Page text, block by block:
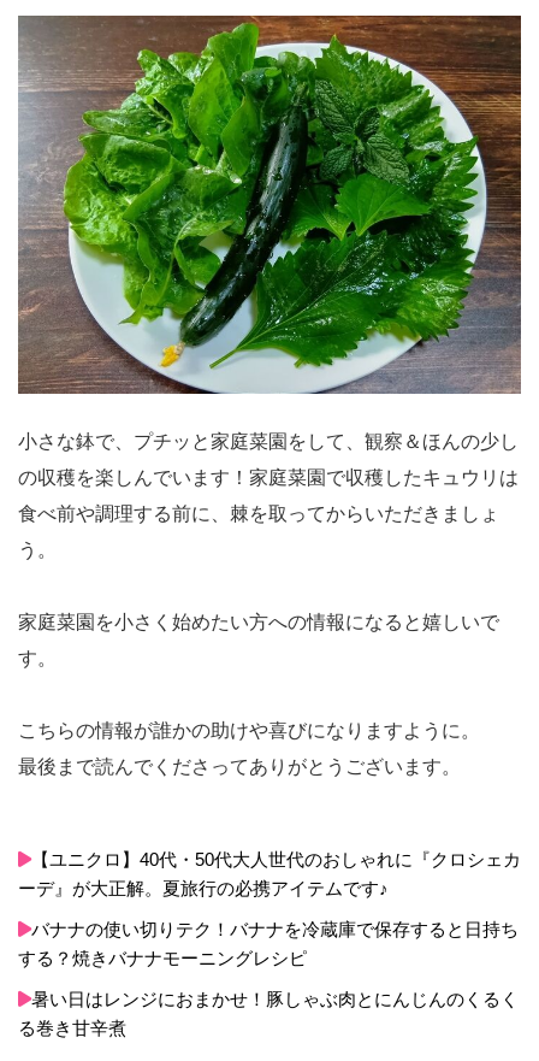
小さな鉢で、プチッと家庭菜園をして、観察＆ほんの少し
の収穫を楽しんでいます！家庭菜園で収穫したキュウリは
食べ前や調理する前に、棘を取ってからいただきましょ
う。
家庭菜園を小さく始めたい方への情報になると嬉しいで
す。
こちらの情報が誰かの助けや喜びになりますように。
最後まで読んでくださってありがとうございます。
【ユニクロ】40代・50代大人世代のおしゃれに『クロシェカ
ーデ』が大正解。夏旅行の必携アイテムです♪
バナナの使い切りテク！バナナを冷蔵庫で保存すると日持ち
する？焼きバナナモーニングレシピ
暑い日はレンジにおまかせ！豚しゃぶ肉とにんじんのくるく
る巻き甘辛煮